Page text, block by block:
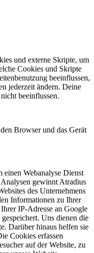
und externe Skripte, um
Cookies und Skripte
beeinflussen,
jederzeit ändern. Deine
beeinflussen.
Browser und das Gerät
einen Webanalyse Dienst
gewinnt Atradius
des Unternehmens
Informationen zu Ihrer
IP-Adresse an Google
Uns dienen die
Darüber hinaus helfen sie
Cookies erfassen
auf der Website, zu